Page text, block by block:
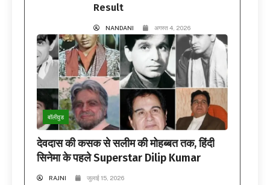
Result
NANDANI अगस्त 4, 2026
बॉलीवुड
देवदास की कसक से सलीम की मोहब्बत तक, हिंदी
सिनेमा के पहले Superstar Dilip Kumar
RAJNI जुलाई 15, 2026